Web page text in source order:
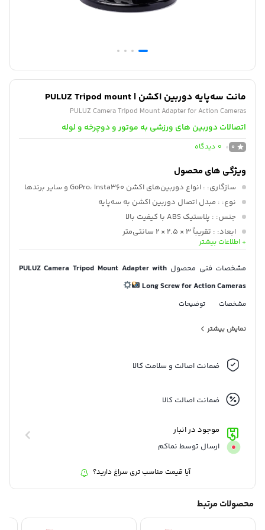
مانت سه‌پایه دوربین اکشن | PULUZ Tripod mount
PULUZ Camera Tripod Mount Adapter for Action Cameras
اتصالات دوربین های ورزشی به موتور و دوچرخه و لوله
0
0 دیدگاه
ویژگی های محصول
سازگاری: : انواع دوربین‌های اکشن GoPro، Insta360 و سایر برندها
نوع: : مبدل اتصال دوربین اکشن به سه‌پایه
جنس: : پلاستیک ABS با کیفیت بالا
ابعاد: : تقریباً 3 × 2.5 × 2 سانتی‌متر
وزن:: حدود 15 گرم
+ اطلاعات بیشتر
مشخصات فنی محصول PULUZ Camera Tripod Mount Adapter with
Long Screw for Action Cameras
مشخصات توضیحات
برند
محصول
بدنه
ابعاد تقریباً 3 × 2.5 × 2 سانتی‌متر
وزن حدود 15 گرم
نمایش بیشتر
ضمانت اصالت و سلامت کالا
ضمانت اصالت کالا
موجود در انبار
ارسال توسط نماکم
آیا قیمت مناسب تری سراغ دارید؟
محصولات مرتبط